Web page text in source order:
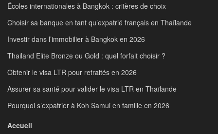
Écoles internationales à Bangkok : critères de choix
Choisir sa banque en tant qu’expatrié français en Thaïlande
Investir dans l’immobilier à Bangkok en 2026
Thailand Elite Bronze ou Gold : quel forfait choisir ?
Obtenir le visa LTR pour retraités en 2026
Assurer sa santé pour valider le visa LTR en Thaïlande
Pourquoi s’expatrier à Koh Samui en famille en 2026
Accueil